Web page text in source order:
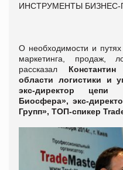
ИНСТРУМЕНТЫ
О необходимости и
маркетинга, продаж,
рассказал
области логистики и
экс-директор цепи
Биосфера», экс-
Групп», ТОП-спикер